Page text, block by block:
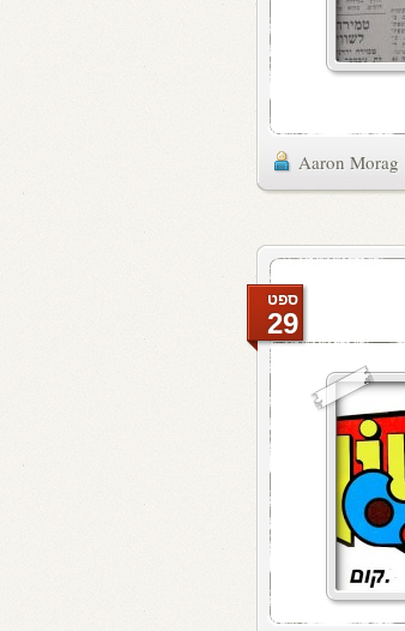
Aaron Morag
ספט
29